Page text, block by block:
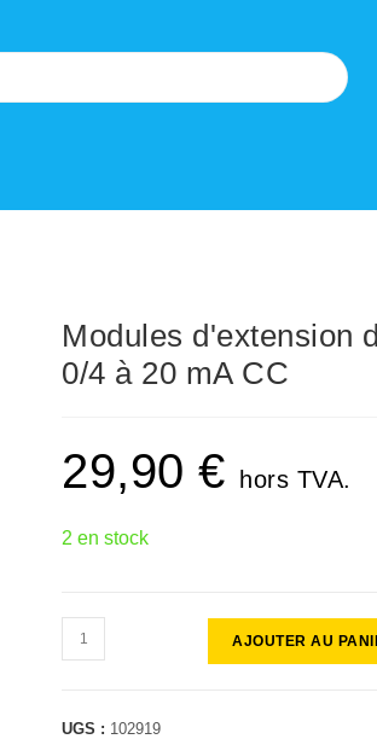
Modules d'extension
0/4 à 20 mA CC
29,90€ hors TVA.
2 en stock
AJOUTER AU
UGS : 102919